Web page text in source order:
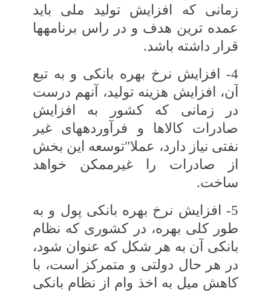
زمانی که‏ افزایش تولید ملی باید
عمده ‏ترین هدف و در راس‏ برنامه‏ها
قرار داشته باشد.
4- افزایش نرخ بهره بانکی و به تبع
آن، افزایش هزینه تولید، آنهم درست
در زمانی که‏ کشور به افزایش
صادرات کالاها و فرآورده‏های‏ غیر
نفتی نیاز دارد، عملا"توسعه این بخش
از صادرات را غیرممکن خواهد
ساخت.
5- افزایش نرخ بهره بانکی پول و به‏
طور کلی‏ بهره، در کشوری که نظام
بانکی آن به هر شکل‏ که عنوان شود،
در هر حال دولتی و متمرکز است، با
کاهش میل به اخذ وام از نظام بانکی